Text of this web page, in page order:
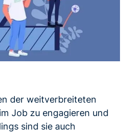
der weitverbreiteten
Job zu engagieren und
sind sie auch